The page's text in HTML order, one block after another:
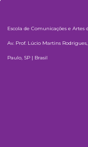
Escola de Comunicações e Artes
Av. Prof. Lúcio Martins
Paulo, SP | Brasil